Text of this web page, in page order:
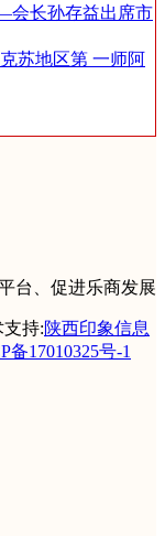
会长孙存益出席市
苏地区第 一师阿
台、促进乐商发展
支持:陕西印象信息
备17010325号-1